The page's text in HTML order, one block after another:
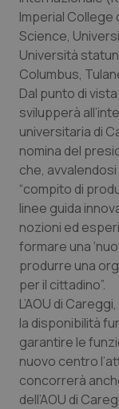
Liguria
Lombardia
Marche
Molise
Piemonte
Provincia
Provincia
Puglia
Sardegna
Sicilia
Disturbi
Dolore
Donna &
Epatiti
HIV
Infezioni &
Malattie
Malattia di
Imperial College
Science,
Università
Columbus,
Dal punto di
svilupperà
universitaria di
nomina del
che,
“compito di
linee guida
nozioni ed
formare una
produrre una
per il cittadino”.
L’AOU di
la disponibilità
garantire le
nuovo centro
concorrerà
dell’AOU di